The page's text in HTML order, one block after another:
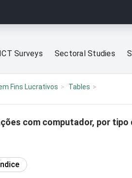
ICT Surveys Sectoral Studies
Fins Lucrativos Tables
com computador, por
Índice